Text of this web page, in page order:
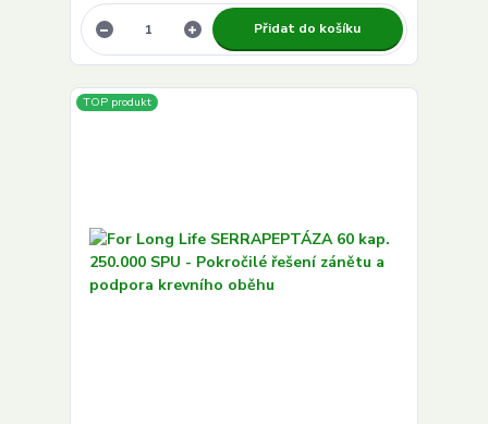
Přidat do košíku
TOP produkt